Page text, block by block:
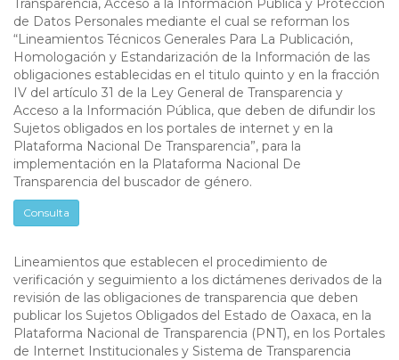
Transparencia, Acceso a la Información Pública y Protección
de Datos Personales mediante el cual se reforman los
“Lineamientos Técnicos Generales Para La Publicación,
Homologación y Estandarización de la Información de las
obligaciones establecidas en el titulo quinto y en la fracción
IV del artículo 31 de la Ley General de Transparencia y
Acceso a la Información Pública, que deben de difundir los
Sujetos obligados en los portales de internet y en la
Plataforma Nacional De Transparencia”, para la
implementación en la Plataforma Nacional De
Transparencia del buscador de género.
Consulta
Lineamientos que establecen el procedimiento de
verificación y seguimiento a los dictámenes derivados de la
revisión de las obligaciones de transparencia que deben
publicar los Sujetos Obligados del Estado de Oaxaca, en la
Plataforma Nacional de Transparencia (PNT), en los Portales
de Internet Institucionales y Sistema de Transparencia